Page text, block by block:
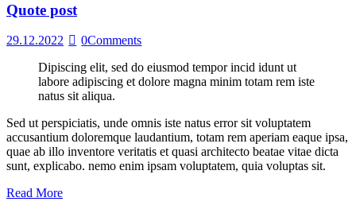
Quote post
29.12.2022 0Comments
Dipiscing elit, sed do eiusmod tempor incid idunt ut
labore adipiscing et dolore magna minim totam rem iste
natus sit aliqua.
Sed ut perspiciatis, unde omnis iste natus error sit voluptatem
accusantium doloremque laudantium, totam rem aperiam eaque ipsa,
quae ab illo inventore veritatis et quasi architecto beatae vitae dicta
sunt, explicabo. nemo enim ipsam voluptatem, quia voluptas sit.
Read More